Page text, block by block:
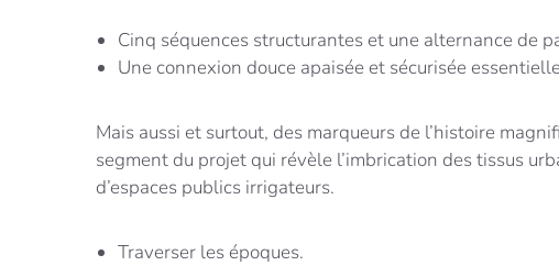
Cinq séquences structurantes et une alternance de
Une connexion douce apaisée et sécurisée
Mais aussi et surtout, des marqueurs de l’histoire
segment du projet qui révèle l’imbrication des tissus
d’espaces publics irrigateurs.
Traverser les époques.